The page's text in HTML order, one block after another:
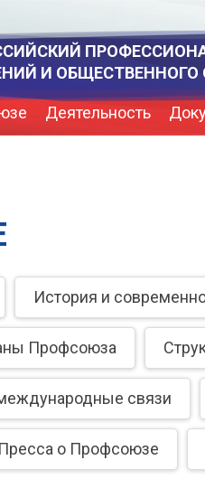
И
Деятельность
История и
Профсоюза
связи
Пресса о Профсоюзе